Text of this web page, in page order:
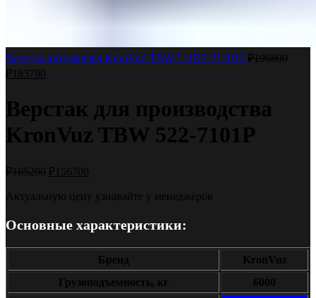
Верстак автомаляра KronVuz TBW 511R2-7111R3 ₽196800
₽ 183790
Верстак для производства
KronVuz TBW 522-7101Р
₽165290 ₽ 156700
Актуальную цену узнавайте у менеджеров
Основные характеристики:
Бренд
KronVuz
Грузоподъемность, кг
6000